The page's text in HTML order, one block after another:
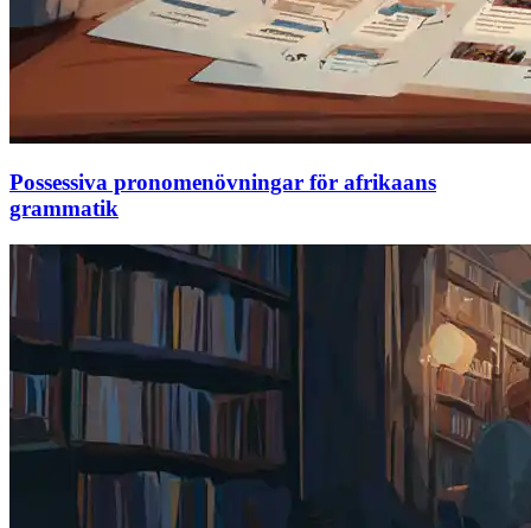
Possessiva pronomenövningar för afrikaans
grammatik